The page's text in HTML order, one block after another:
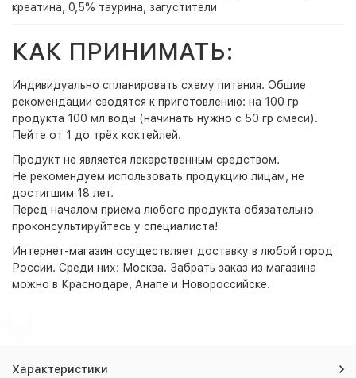
креатина, 0,5% таурина, загустители
КАК ПРИНИМАТЬ:
Индивидуально спланировать схему питания. Общие
рекомендации сводятся к приготовлению: на 100 гр
продукта 100 мл воды (начинать нужно с 50 гр смеси).
Пейте от 1 до трёх коктейлей.
Продукт не является лекарственным средством.
Не рекомендуем использовать продукцию лицам, не
достигшим 18 лет.
Перед началом приема любого продукта обязательно
проконсультируйтесь у специалиста!
Интернет-магазин осуществляет доставку в любой город
России. Среди них: Москва. Забрать заказ из магазина
можно в Краснодаре, Анапе и Новороссийске.
Характеристики